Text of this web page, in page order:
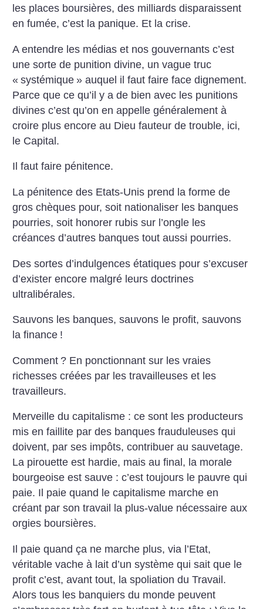
les places boursières, des milliards disparaissent
en fumée, c’est la panique. Et la crise.
A entendre les médias et nos gouvernants c’est
une sorte de punition divine, un vague truc
« systémique » auquel il faut faire face dignement.
Parce que ce qu’il y a de bien avec les punitions
divines c’est qu’on en appelle généralement à
croire plus encore au Dieu fauteur de trouble, ici,
le Capital.
Il faut faire pénitence.
La pénitence des Etats-Unis prend la forme de
gros chèques pour, soit nationaliser les banques
pourries, soit honorer rubis sur l’ongle les
créances d’autres banques tout aussi pourries.
Des sortes d’indulgences étatiques pour s’excuser
d’exister encore malgré leurs doctrines
ultralibérales.
Sauvons les banques, sauvons le profit, sauvons
la finance !
Comment ? En ponctionnant sur les vraies
richesses créées par les travailleuses et les
travailleurs.
Merveille du capitalisme : ce sont les producteurs
mis en faillite par des banques frauduleuses qui
doivent, par ses impôts, contribuer au sauvetage.
La pirouette est hardie, mais au final, la morale
bourgeoise est sauve : c’est toujours le pauvre qui
paie. Il paie quand le capitalisme marche en
créant par son travail la plus-value nécessaire aux
orgies boursières.
Il paie quand ça ne marche plus, via l’Etat,
véritable vache à lait d’un système qui sait que le
profit c’est, avant tout, la spoliation du Travail.
Alors tous les banquiers du monde peuvent